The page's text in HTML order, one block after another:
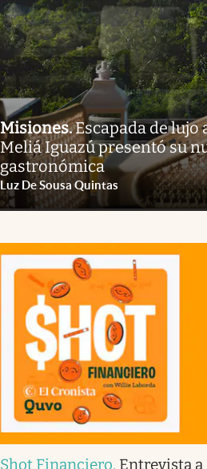
Misiones.Escapada de lujo
Meliá Iguazú presentó su
gastronómica
Luz De Sousa Quintas
Shot Financiero. Entrevista a